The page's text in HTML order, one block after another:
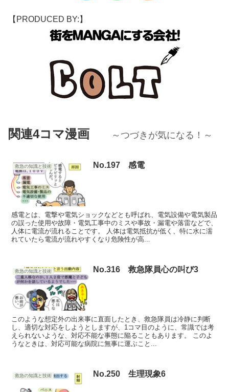
【PRODUCED BY:】
関連4コマ漫画 ～つづきが気になる！～
救急の知識と技術 No.197 感電
感電とは、電撃や電気ショックなどとも呼ばれ、電気設備や電気製品
の誤った使用や故障・電気工事中のミスや事故・漏電や落雷などで、
人体に電流が流れることです。 人体は電気抵抗が低く、特に水に濡
れていたら電流が流れやすくなり危険性が高...
救急の知識と技術 No.316 救急隊員心の叫び3
このような想定外の出来事に直面したとき、救急隊員は冷静に判断
し、適切な対応をしようとしますが、1コマ目のように、常識では考
えられないような、対応不能な事態に陥ることもあります。 このよ
うなときは、対応可能な病院に無事に運ぶこと...
救急の知識と技術 No.250 生理現象6